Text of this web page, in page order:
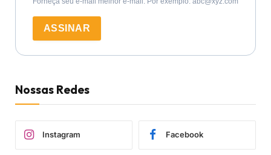
ASSINAR
Nossas Redes
Instagram Facebook